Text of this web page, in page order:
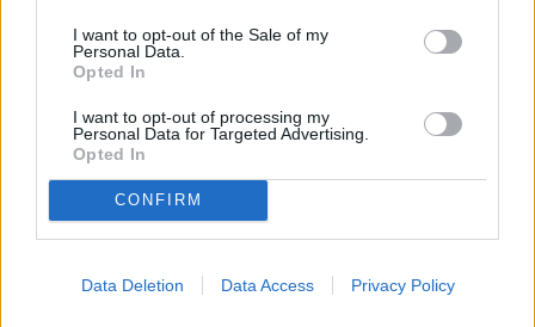
I want to opt-out of the Sale of my
Personal Data.
Opted In
I want to opt-out of processing my
Personal Data for Targeted Advertising.
Opted In
CONFIRM
Data Deletion Data Access Privacy Policy